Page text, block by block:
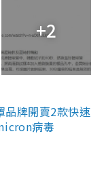
+2
品牌開賣2款快速
病毒